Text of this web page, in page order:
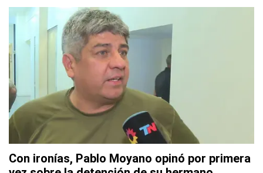
Con ironías, Pablo Moyano opinó por primera